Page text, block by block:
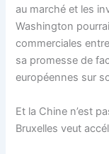
au marché et les
Washington
commerciales
sa promesse de
européennes sur
Et la Chine n’est
Bruxelles veut